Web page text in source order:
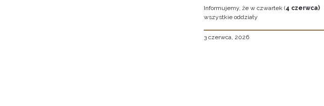
Informujemy, że w czwartek (4 czerwca)
wszystkie oddziały
3 czerwca, 2026